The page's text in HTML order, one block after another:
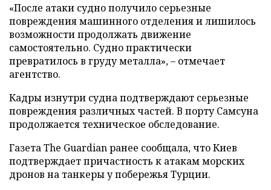
«После атаки судно получило серьезные
повреждения машинного отделения и лишилось
возможности продолжать движение
самостоятельно. Судно практически
превратилось в груду металла», – отмечает
агентство.
Кадры изнутри судна подтверждают серьезные
повреждения различных частей. В порту Самсуна
продолжается техническое обследование.
Газета The Guardian ранее сообщала, что Киев
подтверждает причастность к атакам морских
дронов на танкеры у побережья Турции.